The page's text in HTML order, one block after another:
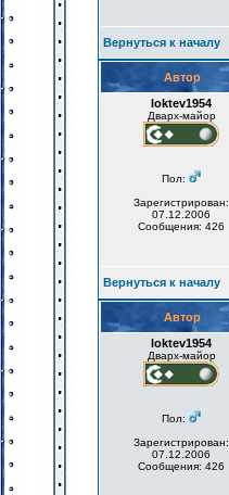
Вернуться к началу
Автор
loktev1954
Дварх-майор
Пол:
Зарегистрирован:
07.12.2006
Сообщения: 426
Вернуться к началу
Автор
loktev1954
Дварх-майор
Пол:
Зарегистрирован:
07.12.2006
Сообщения: 426